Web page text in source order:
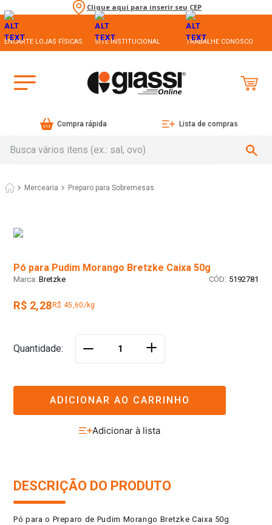
Clique aqui para inserir seu CEP
ENCARTE LOJAS FÍSICAS SITE INSTITUCIONAL TRABALHE CONOSCO
Compra rápida Lista de compras
Mercearia Preparo para Sobremesas
Pó para Pudim Morango Bretzke Caixa 50g
Bretzke : 5192781
R$ 2,28 R$ 45,60/kg
Quantidade ＋
ADICIONAR AO CARRINHO
DESCRIÇÃO DO PRODUTO
Pó para o Preparo de Pudim Morango Bretzke Caixa 50g